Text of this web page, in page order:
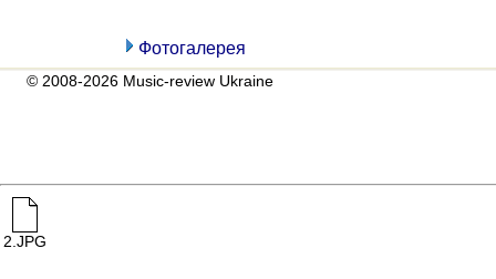
Фотогалерея
© 2008-2026 Music-review Ukraine
2.JPG